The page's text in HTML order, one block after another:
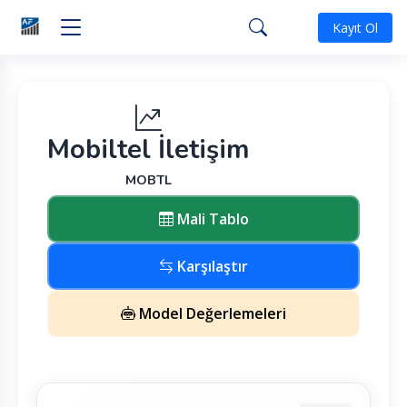
Kayıt Ol
Mobiltel İletişim
MOBTL
Mali Tablo
Karşılaştır
Model Değerlemeleri